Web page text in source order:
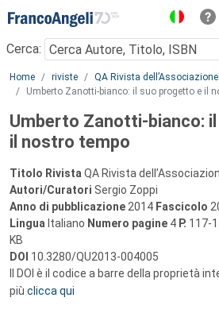
Menu
Cerca:
Main content
Home riviste QA Rivista
Umberto Zanotti-bianco: il suo progetto e il
Umberto Zanotti-bianco:
il nostro tempo
Titolo Rivista QA Rivista
Autori/Curatori Sergio Zoppi
Anno di pubblicazione 2014 Fascicolo
Lingua Italiano Numero pagine 4 P. 117-
KB
DOI 10.3280/QU2013-004005
Il DOI è il codice a barre della proprietà
più clicca qui